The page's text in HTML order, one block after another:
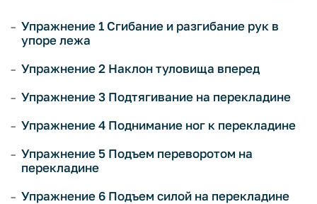
Упражнение 1 Сгибание и разгибание рук в
упоре лежа
Упражнение 2 Наклон туловища вперед
Упражнение 3 Подтягивание на перекладине
Упражнение 4 Поднимание ног к перекладине
Упражнение 5 Подъем переворотом на
перекладине
Упражнение 6 Подъем силой на перекладине